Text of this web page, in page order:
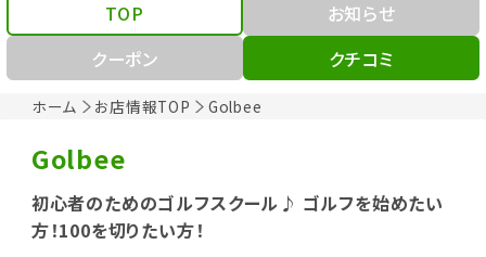
ホーム お店情報TOP Golbee
TOP
お知らせ
クーポン
クチコミ
Golbee
初心者のためのゴルフスクール♪ ゴルフを始めたい
方！100を切りたい方！